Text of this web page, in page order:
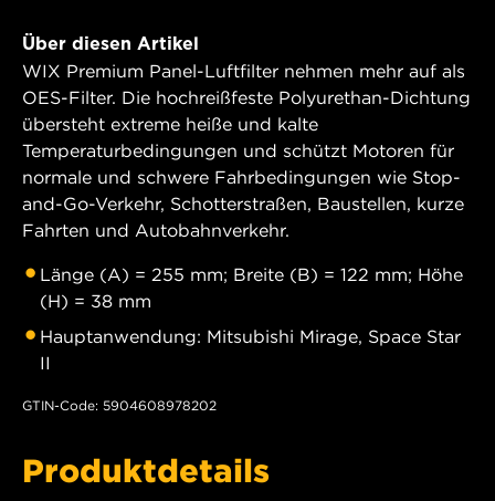
Über diesen Artikel
WIX Premium Panel-Luftfilter nehmen mehr auf als
OES-Filter. Die hochreißfeste Polyurethan-Dichtung
übersteht extreme heiße und kalte
Temperaturbedingungen und schützt Motoren für
normale und schwere Fahrbedingungen wie Stop-
and-Go-Verkehr, Schotterstraßen, Baustellen, kurze
Fahrten und Autobahnverkehr.
Länge (A) = 255 mm; Breite (B) = 122 mm; Höhe
(H) = 38 mm
Hauptanwendung: Mitsubishi Mirage, Space Star
II
GTIN-Code: 5904608978202
Produktdetails